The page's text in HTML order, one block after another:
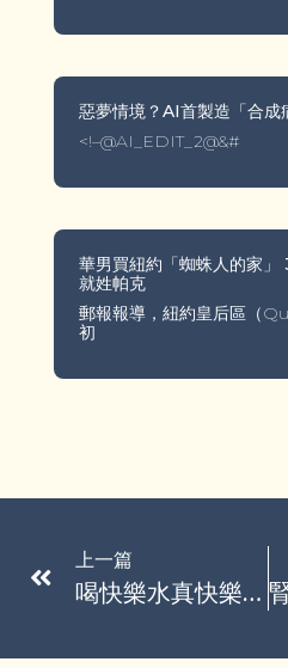
惡夢情境？AI首製造「合
<!–@AI_EDIT_2@&#
華男買紐約「蜘蛛人的家
就姓帕克
郵報報導，紐約皇后區（
初
上一篇
喝快樂水真快樂？ 德國研究：碳酸飲料增憂鬱症症狀